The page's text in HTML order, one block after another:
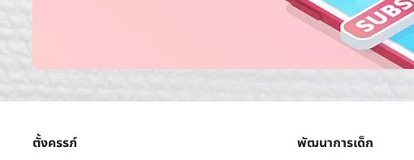
ตั้งครรภ์ พัฒนาการเด็ก